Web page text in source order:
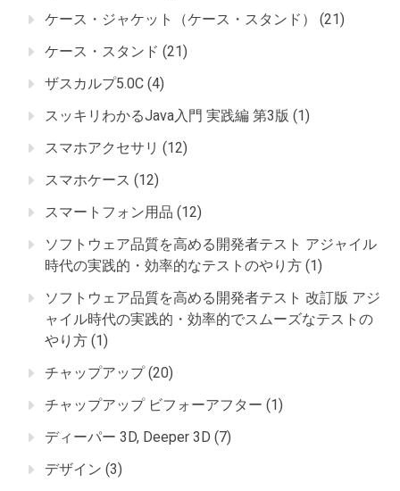
ケース・ジャケット（ケース・スタンド）
(21)
ケース・スタンド (21)
ザスカルプ5.0C (4)
スッキリわかるJava入門 実践編 第3版 (1)
スマホアクセサリ (12)
スマホケース (12)
スマートフォン用品 (12)
ソフトウェア品質を高める開発者テスト アジャイル
時代の実践的・効率的なテストのやり方 (1)
ソフトウェア品質を高める開発者テスト 改訂版 アジ
ャイル時代の実践的・効率的でスムーズなテストの
やり方 (1)
チャップアップ(20)
チャップアップ ビフォーアフター (1)
ディーパー 3D, Deeper 3D (7)
デザイン (3)